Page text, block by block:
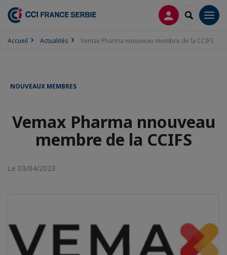
CONNEXION
Accueil Actualités Vemax Pharma nnouveau membre de la CCIFS
NOUVEAUX MEMBRES
Vemax Pharma nnouveau
membre de la CCIFS
Le 03/04/2023